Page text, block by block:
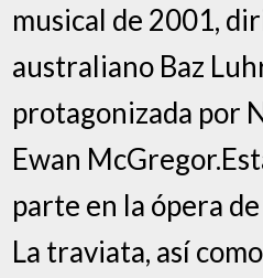
musical de 2001,
australiano Baz
protagonizada por
Ewan
parte en la ópera
La traviata, así